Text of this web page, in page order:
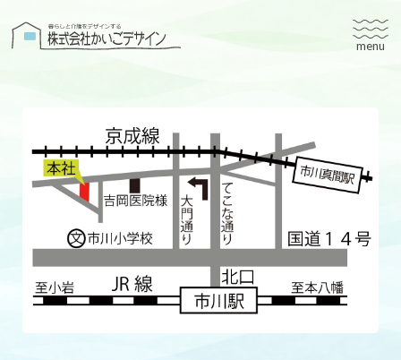
株式会社かいごデザイン
有料老人ホームユタリト
ユタリト船橋
ユタリト市川
デイサービスネスト実籾